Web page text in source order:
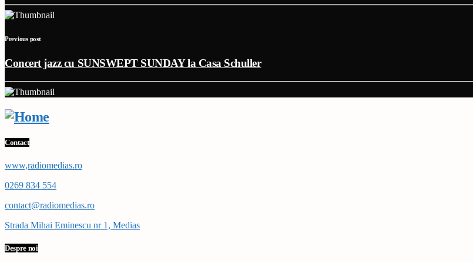
Previous post
Concert jazz cu SUNSWEPT SUNDAY la Casa Schuller
Contact
www,radiomedias.ro
0269 834 554
contact@radiomedias.ro
Strada Mihai Eminescu nr 1, Medias
Despre noi